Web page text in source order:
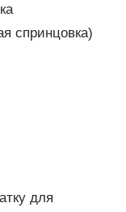
спринцовка)
для